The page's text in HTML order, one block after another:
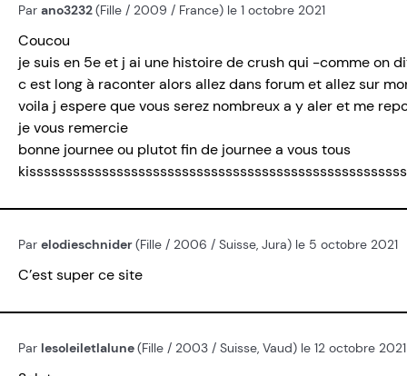
Par ano3232(Fille / 2009 / France) le 1 octobre 2021
Coucou
je suis en 5e et j ai une histoire de crush qui -comme on
c est long à raconter alors allez dans forum et allez sur
voila j espere que vous serez nombreux a y aler et me
je vous remercie
bonne journee ou plutot fin de journee a vous tous
Par elodieschnider(Fille / 2006 / Suisse, Jura) le 5 octobre 2021
C’est super ce site
Par lesoleiletlalune(Fille / 2003 / Suisse, Vaud) le 12 octobre 2021